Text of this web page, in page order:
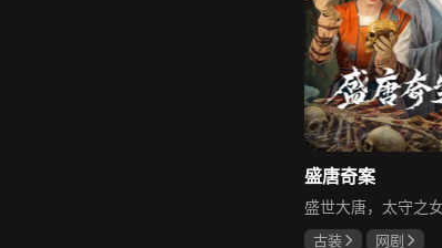
盛唐奇案
古装
网剧